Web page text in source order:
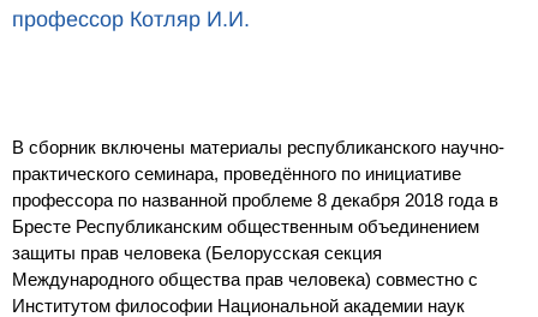
профессор Котляр И.И.
В сборник включены материалы республиканского научно-
практического семинара, проведённого по инициативе
профессора по названной проблеме 8 декабря 2018 года в
Бресте Республиканским общественным объединением
защиты прав человека (Белорусская секция
Международного общества прав человека) совместно с
Институтом философии Национальной академии наук